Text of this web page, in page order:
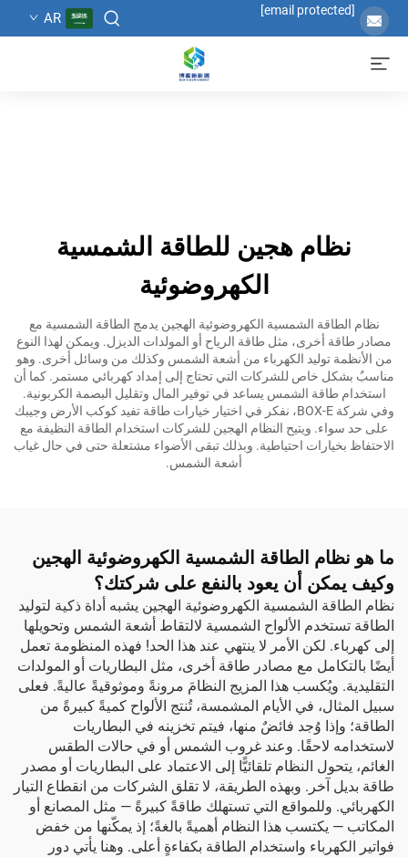
[email protected]
AR
نظام هجين للطاقة الشمسية
الكهروضوئية
نظام الطاقة الشمسية الكهروضوئية الهجين يدمج الطاقة الشمسية مع
مصادر طاقة أخرى، مثل طاقة الرياح أو المولدات الديزل. ويمكن لهذا النوع
من الأنظمة توليد الكهرباء من أشعة الشمس وكذلك من وسائل أخرى. وهو
مناسبٌ بشكل خاص للشركات التي تحتاج إلى إمداد كهربائي مستمر. كما أن
استخدام طاقة الشمس يساعد في توفير المال وتقليل البصمة الكربونية.
وفي شركة BOX-E، نفكر في اختيار خيارات طاقة تفيد كوكب الأرض وجيبك
على حد سواء. ويتيح النظام الهجين للشركات استخدام الطاقة النظيفة مع
الاحتفاظ بخيارات احتياطية. وبذلك تبقى الأضواء مشتعلة حتى في حال غياب
أشعة الشمس.
ما هو نظام الطاقة الشمسية الكهروضوئية الهجين
وكيف يمكن أن يعود بالنفع على شركتك؟
نظام الطاقة الشمسية الكهروضوئية الهجين يشبه أداة ذكية لتوليد
الطاقة تستخدم الألواح الشمسية لالتقاط أشعة الشمس وتحويلها
إلى كهرباء. لكن الأمر لا ينتهي عند هذا الحد! فهذه المنظومة تعمل
أيضًا بالتكامل مع مصادر طاقة أخرى، مثل البطاريات أو المولدات
التقليدية. ويُكسب هذا المزيج النظامَ مرونةً وموثوقيةً عاليةً. فعلى
سبيل المثال، في الأيام المشمسة، تُنتج الألواح كميةً كبيرةً من
الطاقة؛ وإذا وُجد فائضٌ منها، فيتم تخزينه في البطاريات
لاستخدامه لاحقًا. وعند غروب الشمس أو في حالات الطقس
الغائم، يتحول النظام تلقائيًّا إلى الاعتماد على البطاريات أو مصدر
طاقة بديل آخر. وبهذه الطريقة، لا تقلق الشركات من انقطاع التيار
الكهربائي. وللمواقع التي تستهلك طاقةً كبيرةً — مثل المصانع أو
المكاتب — يكتسب هذا النظام أهميةً بالغةً؛ إذ يمكّنها من خفض
فواتير الكهرباء واستخدام الطاقة بكفاءةٍ أعلى. وهنا يأتي دور